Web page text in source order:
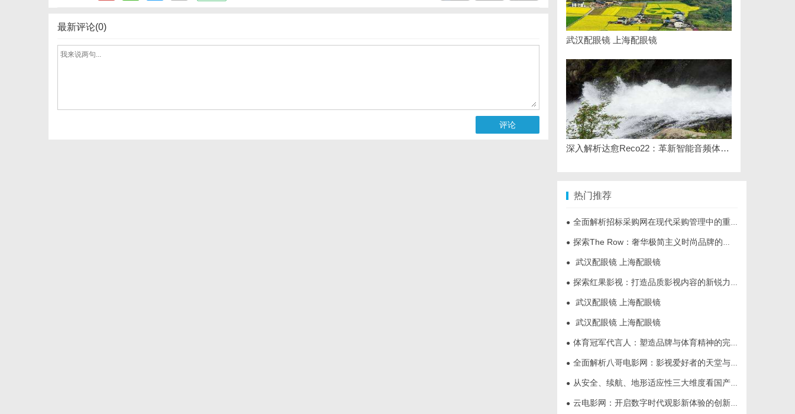
最新评论(0)
评论
武汉配眼镜 上海配眼镜
深入解析达愈Reco22：革新智能音频体验的先锋技术
热门推荐
● 全面解析招标采购网在现代采购管理中的重要作用与应用
● 探索The Row：奢华极简主义时尚品牌的崛起与魅力解析
● 武汉配眼镜 上海配眼镜
● 探索红果影视：打造品质影视内容的新锐力量
● 武汉配眼镜 上海配眼镜
● 武汉配眼镜 上海配眼镜
● 体育冠军代言人：塑造品牌与体育精神的完美结合
● 全面解析八哥电影网：影视爱好者的天堂与资源宝库
● 从安全、续航、地形适应性三大维度看国产多功能电动轮椅进化
● 云电影网：开启数字时代观影新体验的创新平台